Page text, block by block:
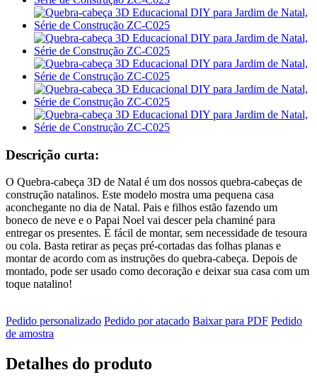
Descrição curta:
O Quebra-cabeça 3D de Natal é um dos nossos quebra-cabeças de
construção natalinos. Este modelo mostra uma pequena casa
aconchegante no dia de Natal. Pais e filhos estão fazendo um
boneco de neve e o Papai Noel vai descer pela chaminé para
entregar os presentes. É fácil de montar, sem necessidade de tesoura
ou cola. Basta retirar as peças pré-cortadas das folhas planas e
montar de acordo com as instruções do quebra-cabeça. Depois de
montado, pode ser usado como decoração e deixar sua casa com um
toque natalino!
Pedido personalizado Pedido por atacado Baixar para PDF Pedido
de amostra
Detalhes do produto